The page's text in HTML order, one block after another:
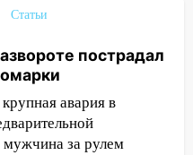
убрали
и
жену брата: в
дело на
Статьи
пострадал
авария в
за рулем